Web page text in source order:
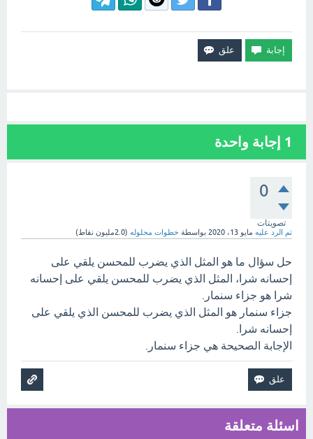
1 إجابة واحدة
0
تصويتات
تم الرد عليه مايو 13، 2020 بواسطة خطوات محلوله (2.0مليون نقاط)
حل سؤال ما هو المثل الذي يضرب للمحسن يلقي على
إحسانه شرا، المثل الذي يضرب للمحسن يلقي على إحسانه
شرا هو جزاء سنمار.
جزاء سنمار هو المثل الذي يضرب للمحسن الذي يلقي على
إحسانه شرا.
الإجابة الصحيحة هي جزاء سنمار.
اسئلة متعلقة